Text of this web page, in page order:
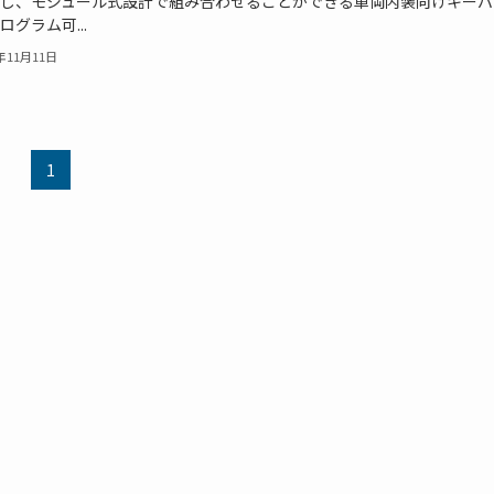
グラム可...
11月11日
1